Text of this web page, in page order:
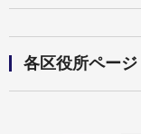
各区役所ページ